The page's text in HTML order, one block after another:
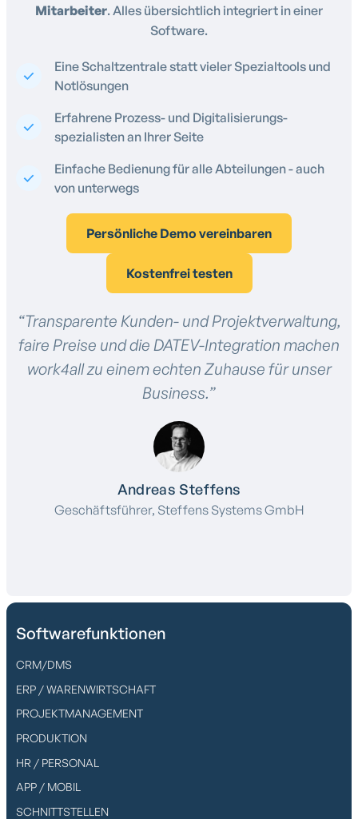
Mitarbeiter. Alles übersichtlich integriert in einer
Software.
Eine Schaltzentrale statt vieler Spezialtools und
Notlösungen
Erfahrene Prozess- und Digitalisierungs-
spezialisten an Ihrer Seite
Einfache Bedienung für alle Abteilungen - auch
von unterwegs
Persönliche Demo vereinbaren
Kostenfrei testen
“Transparente Kunden- und Projektverwaltung,
faire Preise und die DATEV-Integration machen
work4all zu einem echten Zuhause für unser
Business.”
Andreas Steffens
Geschäftsführer, Steffens Systems GmbH
Softwarefunktionen
CRM/DMS
ERP / WARENWIRTSCHAFT
PROJEKTMANAGEMENT
PRODUKTION
HR / PERSONAL
APP / MOBIL
SCHNITTSTELLEN